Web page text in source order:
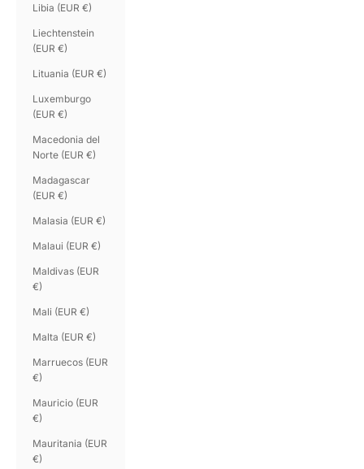
Libia (EUR €)
Liechtenstein
(EUR €)
Lituania (EUR €)
Luxemburgo
(EUR €)
Macedonia del
Norte (EUR €)
Madagascar
(EUR €)
Malasia (EUR €)
Malaui (EUR €)
Maldivas (EUR
€)
Mali (EUR €)
Malta (EUR €)
Marruecos (EUR
€)
Mauricio (EUR
€)
Mauritania (EUR
€)